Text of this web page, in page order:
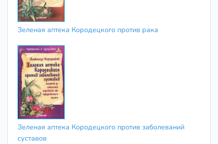
Зеленая аптека Кородецкого против рака
Зеленая аптека Кородецкого против заболеваний
суставов